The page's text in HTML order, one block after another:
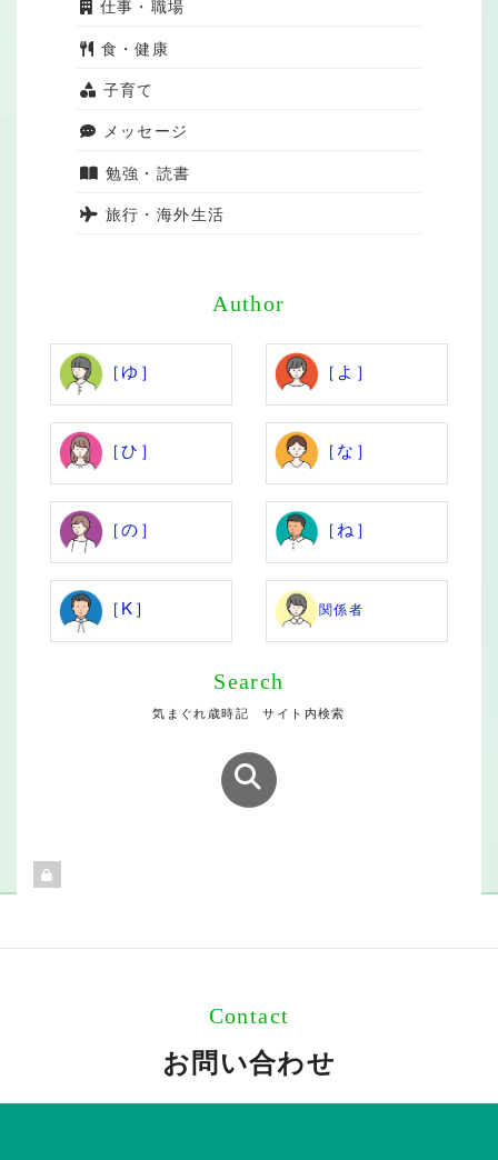
仕事・職場
食・健康
子育て
メッセージ
勉強・読書
旅行・海外生活
Author
［ゆ］ ［よ］
［ひ］ ［な］
［の］ ［ね］
［K］ 関係者
Search
気まぐれ歳時記 サイト内検索
Contact
お問い合わせ